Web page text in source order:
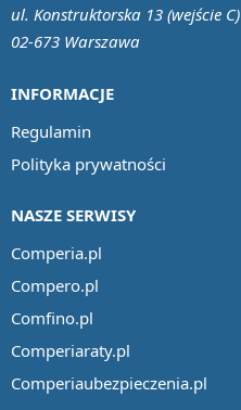
INFORMACJE
Regulamin
Polityka prywatności
NASZE SERWISY
Comperia.pl
Compero.pl
Comfino.pl
Comperiaraty.pl
Comperiaubezpieczenia.pl
ul. Konstruktorska 13 (wejście C)
02-673 Warszawa